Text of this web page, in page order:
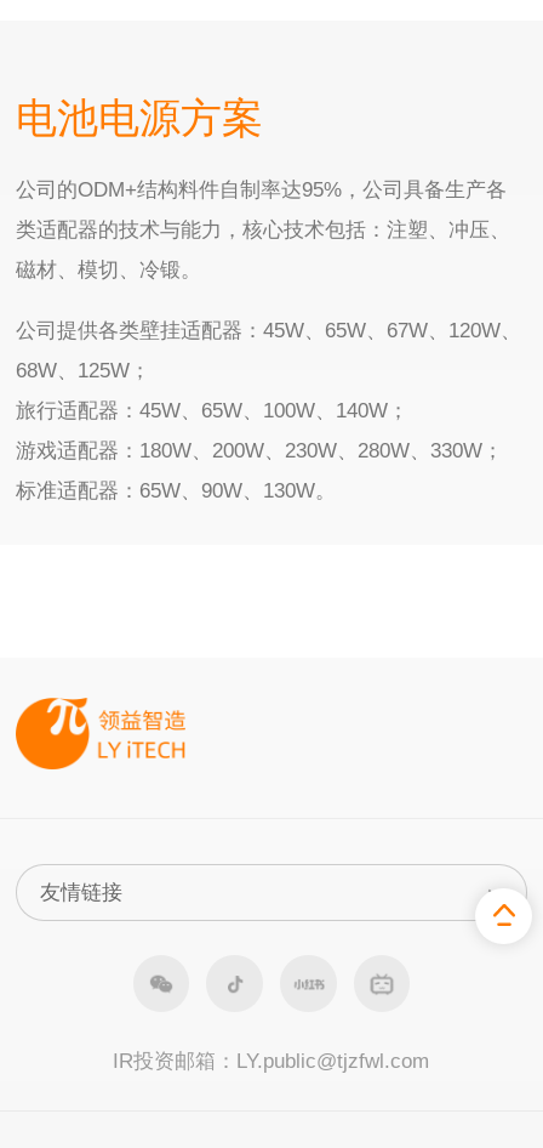
电池电源方案
公司的ODM+结构料件自制率达95%，公司具备生产各
类适配器的技术与能力，核心技术包括：注塑、冲压、
磁材、模切、冷锻。
公司提供各类壁挂适配器：45W、65W、67W、120W、
68W、125W；
旅行适配器：45W、65W、100W、140W；
游戏适配器：180W、200W、230W、280W、330W；
标准适配器：65W、90W、130W。
IR投资邮箱： LY.public@tjzfwl.com